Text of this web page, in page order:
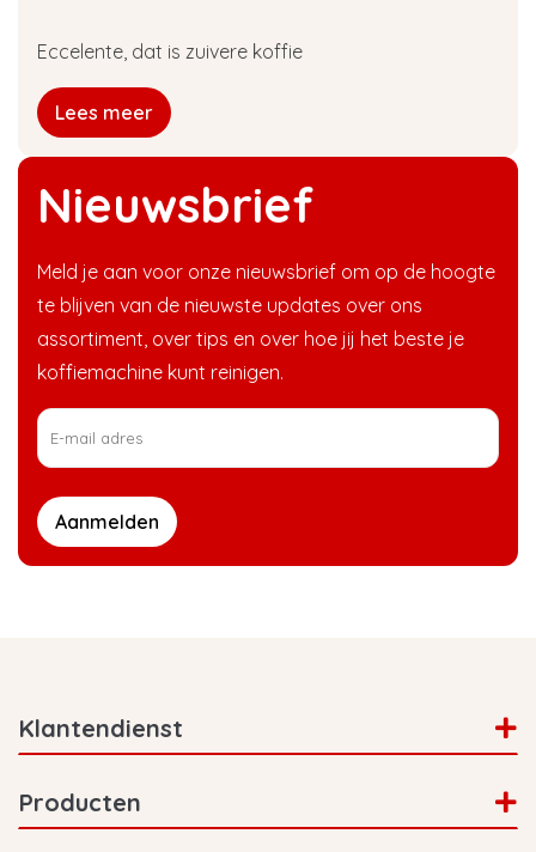
Nieuwsbrief
Meld je aan voor onze nieuwsbrief om op de hoogte
te blijven van de nieuwste updates over ons
assortiment, over tips en over hoe jij het beste je
koffiemachine kunt reinigen.
Aanmelden
Eccelente, dat is zuivere koffie
Lees meer
Klantendienst
Producten